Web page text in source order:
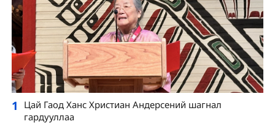
1
Цай Гаод Ханс Христиан Андерсений шагнал
гардууллаа